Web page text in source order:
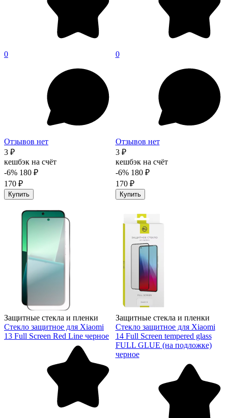
0
Отзывов нет
3 ₽
кешбэк на счёт
-6% 180 ₽
170 ₽
Купить
0
Отзывов нет
3 ₽
кешбэк на счёт
-6% 180 ₽
170 ₽
Купить
Защитные стекла и пленки
Стекло защитное для Xiaomi
13 Full Screen Red Line черное
Защитные стекла и пленки
Стекло защитное для Xiaomi
14 Full Screen tempered glass
FULL GLUE (на подложке)
черное